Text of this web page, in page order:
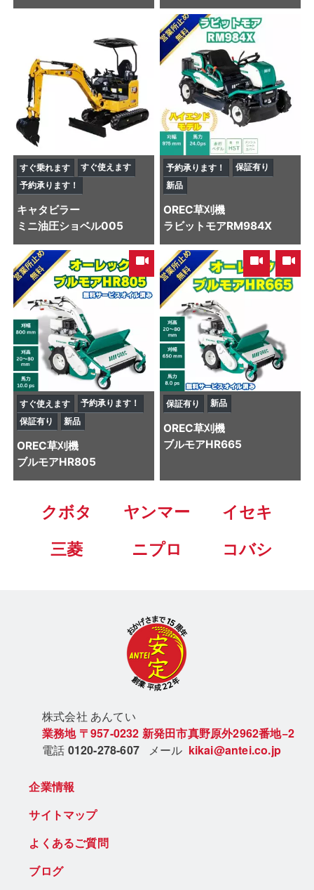
すぐ乗れます
すぐ使えます
予約承ります！
キャタビラー
ミニ油圧ショベル005
予約承ります！
保証有り
新品
OREC草刈機
ラビットモアRM984X
すぐ使えます
予約承ります！
保証有り
新品
OREC草刈機
ブルモアHR805
,
保証有り 新品
OREC草刈機
ブルモアHR665
クボタ ヤンマー
イセキ
三菱
ニプロ コバシ
株式会社 あんてい
業務地 〒957-0232 新発田市真野原外2962番地−2
電話 0120-278-607 メール kikai@antei.co.jp
企業情報
サイトマップ
よくあるご質問
ブログ